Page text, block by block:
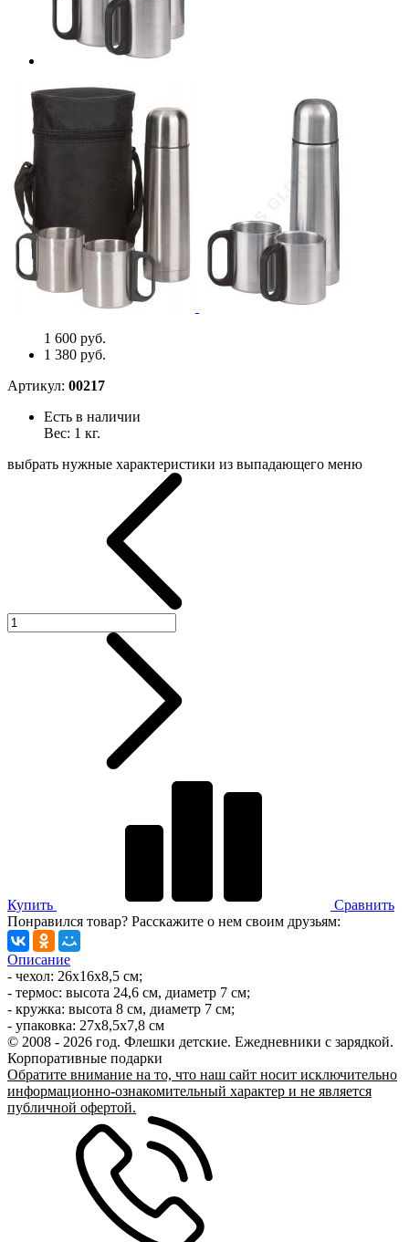
1 600 руб.
1 380 руб.
Артикул: 00217
Есть в наличии
Вес: 1 кг.
выбрать нужные характеристики из выпадающего меню
Купить
Сравнить
Понравился товар? Расскажите о нем своим друзьям:
Описание
- чехол: 26х16x8,5 см;
- термос: высота 24,6 см, диаметр 7 см;
- кружка: высота 8 см, диаметр 7 см;
- упаковка: 27х8,5х7,8 см
© 2008 - 2026 год. Флешки детские. Ежедневники с зарядкой.
Корпоративные подарки
Обратите внимание на то, что наш сайт носит исключительно
информационно-ознакомительный характер и не является
публичной офертой.